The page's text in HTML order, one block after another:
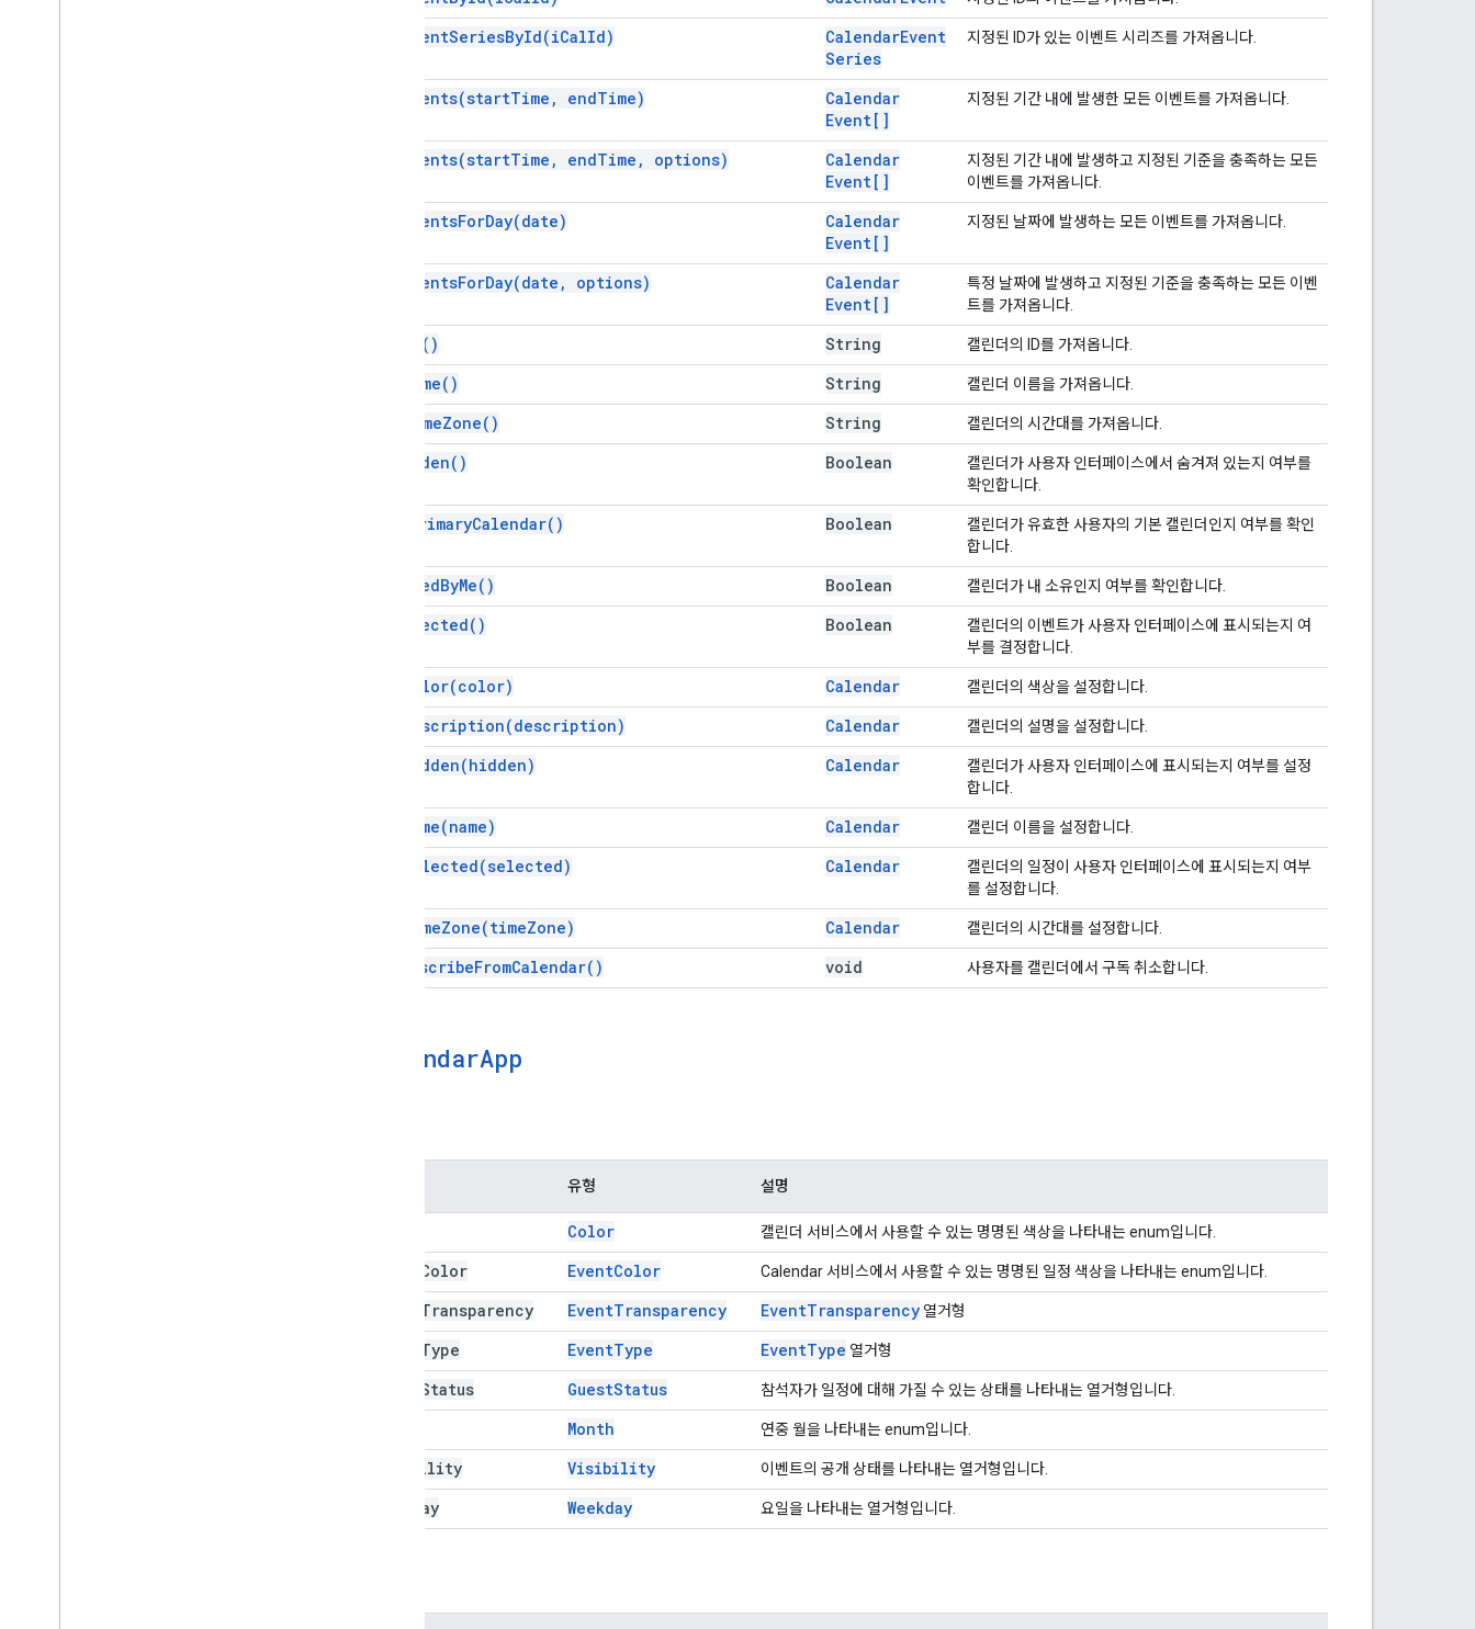
EventSeriesById(iCalId) CalendarEvent
Series
지정된 ID가 있는 이벤트 시리즈를 가져옵니다.
Events(startTime , endTime)
Calendar
Event[]
지정된 기간 내에 발생한 모든 이벤트를 가져옵니다.
Events(startTime , endTime , options)
Calendar
Event[]
지정된 기간 내에 발생하고 지정된 기준을 충족하는 모든
이벤트를 가져옵니다.
EventsForDay(date)
Calendar
Event[]
지정된 날짜에 발생하는 모든 이벤트를 가져옵니다.
EventsForDay(date , options)
Calendar
Event[]
특정 날짜에 발생하고 지정된 기준을 충족하는 모든 이벤
트를 가져옵니다.
Id( ) String 캘린더의 ID를 가져옵니다.
Name( ) String 캘린더 이름을 가져옵니다.
TimeZone( ) String 캘린더의 시간대를 가져옵니다.
Hidden( ) Boolean
캘린더가 사용자 인터페이스에서 숨겨져 있는지 여부를
확인합니다.
PrimaryCalendar( ) Boolean
캘린더가 유효한 사용자의 기본 캘린더인지 여부를 확인
합니다.
OwnedByMe( ) Boolean 캘린더가 내 소유인지 여부를 확인합니다.
Selected( ) Boolean
캘린더의 이벤트가 사용자 인터페이스에 표시되는지 여
부를 결정합니다.
Color(color) Calendar 캘린더의 색상을 설정합니다.
Description(description) Calendar 캘린더의 설명을 설정합니다.
Hidden(hidden) Calendar
캘린더가 사용자 인터페이스에 표시되는지 여부를 설정
합니다.
Name(name) Calendar 캘린더 이름을 설정합니다.
Selected(selected) Calendar
캘린더의 일정이 사용자 인터페이스에 표시되는지 여부
를 설정합니다.
TimeZone(timeZone) Calendar 캘린더의 시간대를 설정합니다.
unsubscribeFromCalendar( ) void 사용자를 캘린더에서 구독 취소합니다.
CalendarApp
유형 설명
Color 캘린더 서비스에서 사용할 수 있는 명명된 색상을 나타내는 enum입니다.
Color EventColor Calendar 서비스에서 사용할 수 있는 명명된 일정 색상을 나타내는 enum입니다.
Transparency EventTransparency EventTransparency 열거형
Type EventType EventType 열거형
Status GuestStatus 참석자가 일정에 대해 가질 수 있는 상태를 나타내는 열거형입니다.
Month 연중 월을 나타내는 enum입니다.
Visibility Visibility 이벤트의 공개 상태를 나타내는 열거형입니다.
Weekday Weekday 요일을 나타내는 열거형입니다.